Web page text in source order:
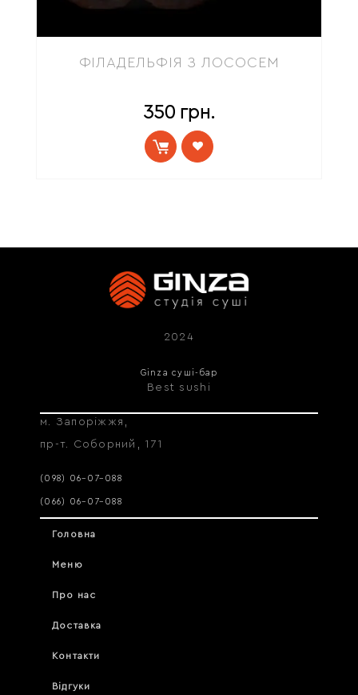
ФІЛАДЕЛЬФІЯ З ЛОСОСЕМ
350 грн.
2024
Ginza суші-бар
Best sushi
м. Запоріжжя,
пр-т. Соборний, 171
(098) 06–07–088
(066) 06–07–088
Головна
Меню
Про нас
Доставка
Контакти
Відгуки